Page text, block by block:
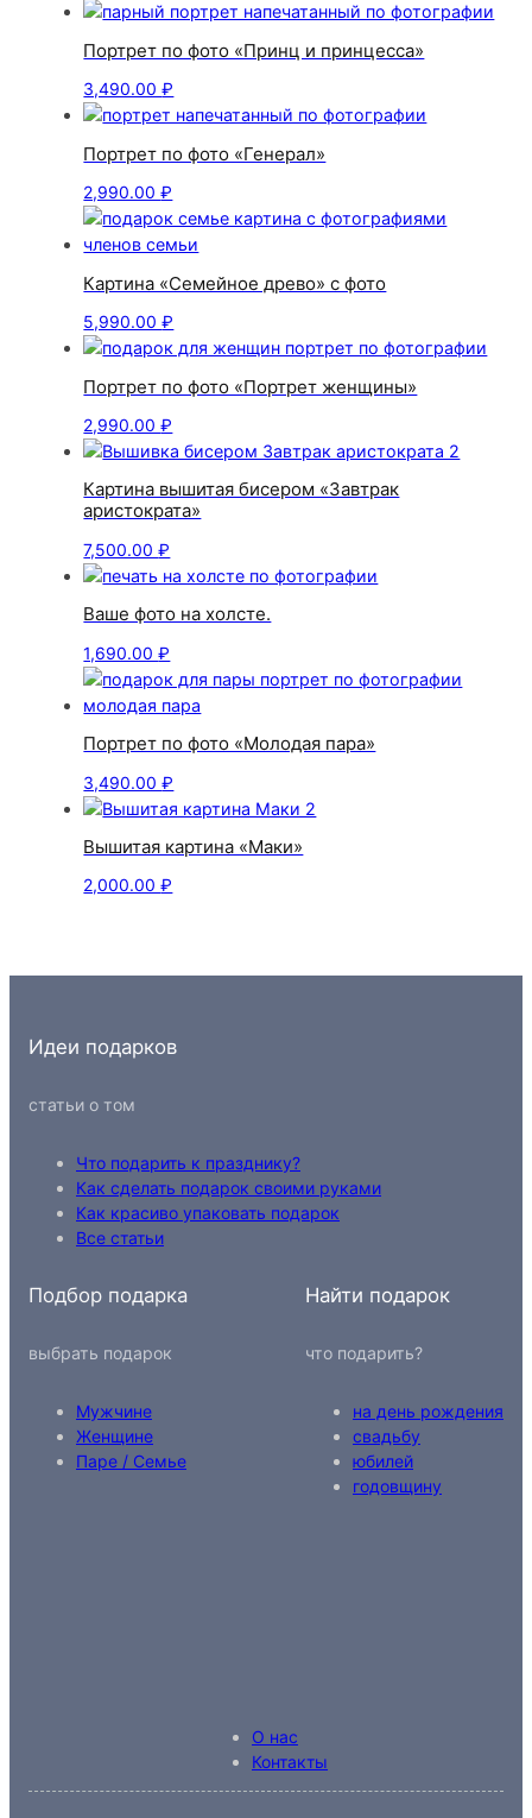
Портрет по фото «Принц и принцесса»
3,490.00₽
Портрет по фото «Генерал»
2,990.00₽
Картина «Семейное древо» с фото
5,990.00₽
Портрет по фото «Портрет женщины»
2,990.00₽
Картина вышитая бисером «Завтрак
аристократа»
7,500.00₽
Ваше фото на холсте.
1,690.00₽
Портрет по фото «Молодая пара»
3,490.00₽
Вышитая картина «Маки»
2,000.00₽
Идеи подарков
статьи о том
Что подарить к празднику?
Как сделать подарок своими руками
Как красиво упаковать подарок
Все статьи
Подбор подарка
выбрать подарок
Мужчине
Женщине
Паре / Семье
Найти подарок
что подарить?
на день рождения
свадьбу
юбилей
годовщину
О нас
Контакты